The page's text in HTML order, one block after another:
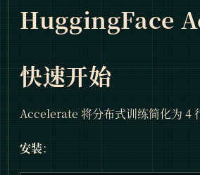
HuggingFace
快速开始
Accelerate 将分布式训练简化为 4
安装：